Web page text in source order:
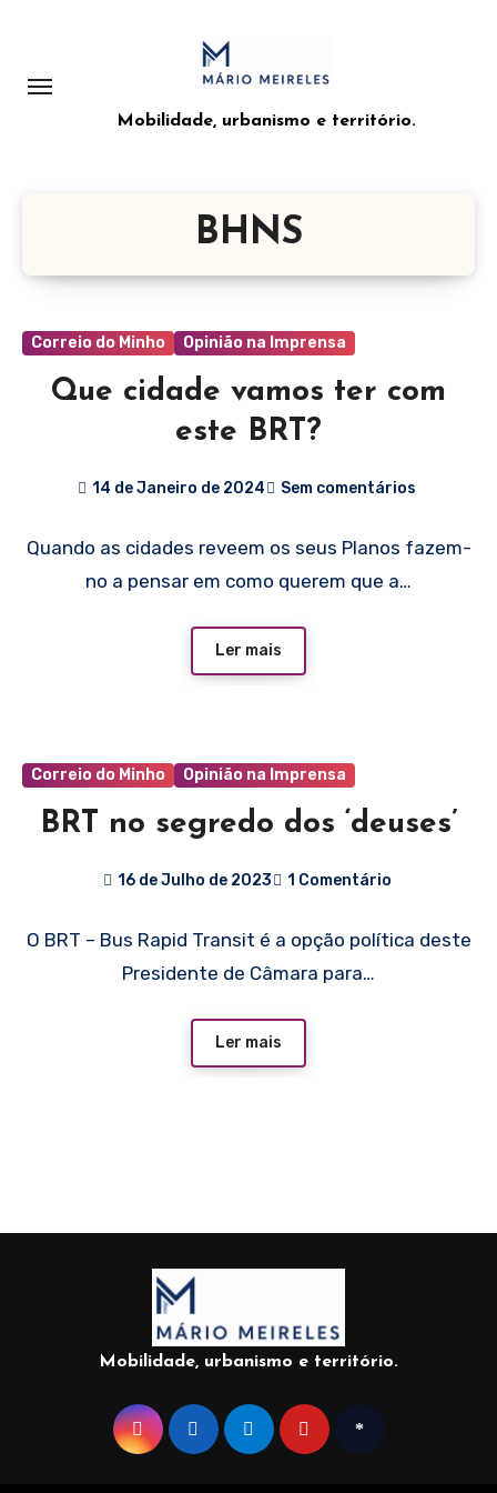
Mobilidade, urbanismo e território.
BHNS
Correio do Minho Opinião na Imprensa
Que cidade vamos ter com
este BRT?
14 de Janeiro de 2024 Sem comentários
Quando as cidades reveem os seus Planos fazem-
no a pensar em como querem que a…
Ler mais
Correio do Minho Opinião na Imprensa
BRT no segredo dos ‘deuses’
16 de Julho de 2023 1 Comentário
O BRT – Bus Rapid Transit é a opção política deste
Presidente de Câmara para…
Ler mais
Mobilidade, urbanismo e território.